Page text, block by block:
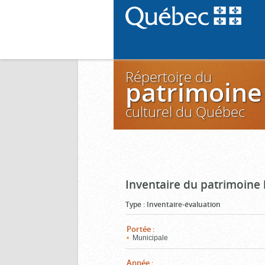
Répertoire du
patrimoine
culturel du Québec
Inventaire du patrimoine
Type : Inventaire-évaluation
Portée :
Municipale